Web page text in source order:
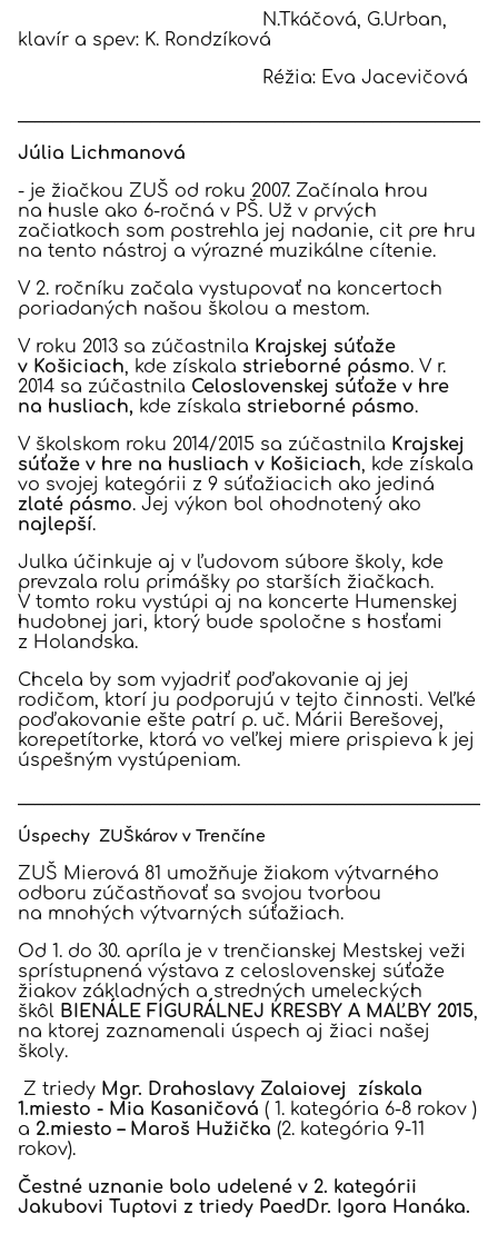
N.Tkáčová, G.Urban,
klavír a spev: K. Rondzíková
Réžia: Eva Jacevičová
Júlia Lichmanová
- je žiačkou ZUŠ od roku 2007. Začínala hrou
na husle ako 6-ročná v PŠ. Už v prvých
začiatkoch som postrehla jej nadanie, cit pre hru
na tento nástroj a výrazné muzikálne cítenie.
V 2. ročníku začala vystupovať na koncertoch
poriadaných našou školou a mestom.
V roku 2013 sa zúčastnila Krajskej súťaže
v Košiciach, kde získala strieborné pásmo. V r.
2014 sa zúčastnila Celoslovenskej súťaže v hre
na husliach, kde získala strieborné pásmo.
V školskom roku 2014/2015 sa zúčastnila Krajskej
súťaže v hre na husliach v Košiciach, kde získala
vo svojej kategórii z 9 súťažiacich ako jediná
zlaté pásmo. Jej výkon bol ohodnotený ako
najlepší.
Julka účinkuje aj v ľudovom súbore školy, kde
prevzala rolu primášky po starších žiačkach.
V tomto roku vystúpi aj na koncerte Humenskej
hudobnej jari, ktorý bude spoločne s hosťami
z Holandska.
Chcela by som vyjadriť poďakovanie aj jej
rodičom, ktorí ju podporujú v tejto činnosti. Veľké
poďakovanie ešte patrí p. uč. Márii Berešovej,
korepetítorke, ktorá vo veľkej miere prispieva k jej
úspešným vystúpeniam.
Úspechy ZUŠkárov v Trenčíne
ZUŠ Mierová 81 umožňuje žiakom výtvarného
odboru zúčastňovať sa svojou tvorbou
na mnohých výtvarných súťažiach.
Od 1. do 30. apríla je v trenčianskej Mestskej veži
sprístupnená výstava z celoslovenskej súťaže
žiakov základných a stredných umeleckých
škôl BIENÁLE FIGURÁLNEJ KRESBY A MAĽBY 2015,
na ktorej zaznamenali úspech aj žiaci našej
školy.
Z triedy Mgr. Drahoslavy Zalaiovej získala
1.miesto - Mia Kasaničová ( 1. kategória 6-8 rokov )
a 2.miesto – Maroš Hužička (2. kategória 9-11
rokov).
Čestné uznanie bolo udelené v 2. kategórii
Jakubovi Tuptovi z triedy PaedDr. Igora Hanáka.